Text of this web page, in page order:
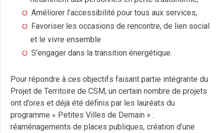
Améliorer l’accessibilité pour tous aux services,
Favoriser les occasions de rencontre, de lien social
et le vivre ensemble
S’engager dans la transition énergétique.
Pour répondre à ces objectifs faisant partie intégrante du
Projet de Territoire de CSM, un certain nombre de projets
ont d’ores et déjà été définis par les lauréats du
programme « Petites Villes de Demain » :
réaménagements de places publiques, création d’une